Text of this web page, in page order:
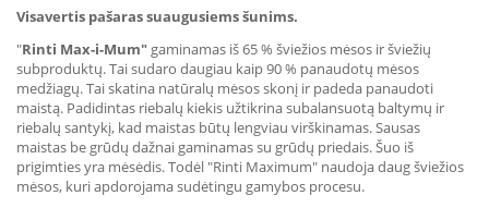
Visavertis pašaras suaugusiems šunims.
"Rinti Max-i-Mum" gaminamas iš 65 % šviežios mėsos ir šviežių
subproduktų. Tai sudaro daugiau kaip 90 % panaudotų mėsos
medžiagų. Tai skatina natūralų mėsos skonį ir padeda panaudoti
maistą. Padidintas riebalų kiekis užtikrina subalansuotą baltymų ir
riebalų santykį, kad maistas būtų lengviau virškinamas. Sausas
maistas be grūdų dažnai gaminamas su grūdų priedais. Šuo iš
prigimties yra mėsėdis. Todėl "Rinti Maximum" naudoja daug šviežios
mėsos, kuri apdorojama sudėtingu gamybos procesu.